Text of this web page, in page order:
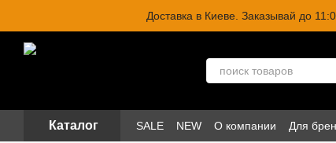
Перейти к основному контентуДоставка в Киеве. Заказывай до
Каталог SALE NEW О компании Для